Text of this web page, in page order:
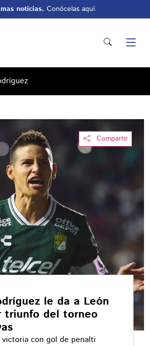
noticias. Conócelas aquí.
Compartir
le da a León
triunfo del torneo
con gol de penalti